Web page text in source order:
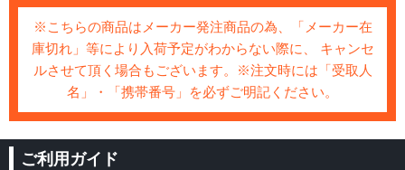
※こちらの商品はメーカー発注商品の為、「メーカー在
庫切れ」等により入荷予定がわからない際に、 キャンセ
ルさせて頂く場合もございます。※注文時には「受取人
名」・「携帯番号」を必ずご明記ください。
ご利用ガイド